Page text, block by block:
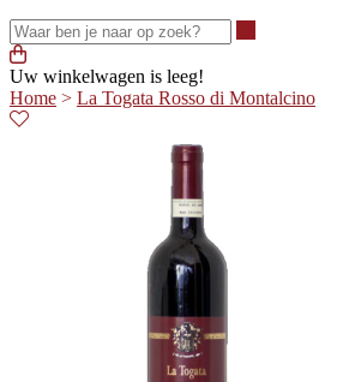
Uw winkelwagen is leeg!
Home > La Togata Rosso di Montalcino